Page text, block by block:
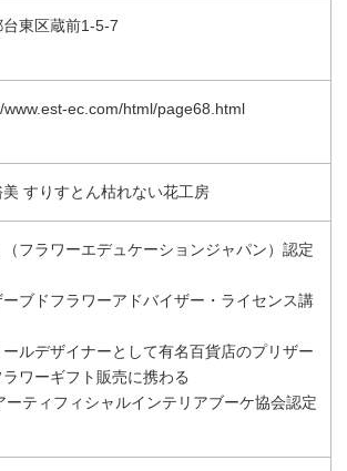
東区蔵前1-5-7
www.est-ec.com/html/page68.html
美 すりすとん枯れない花工房
（フラワーエデュケーションジャパン）認定
ーブドフラワーアドバイザー・ライセンス講
ールデザイナーとして有名百貨店のプリザー
ラワーギフト販売に携わる
ーティフィシャルインテリアブーケ協会認定